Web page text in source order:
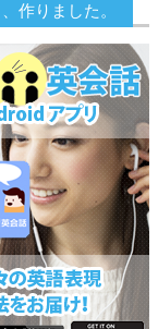
作りました。